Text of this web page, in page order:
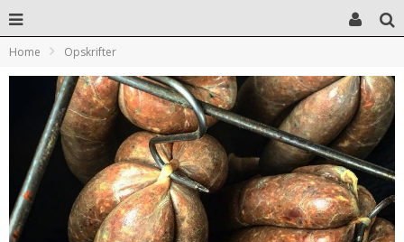
Home Opskrifter